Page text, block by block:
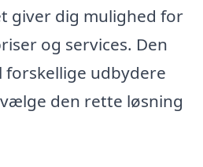
giver dig mulighed for
og services. Den
udbydere
den rette løsning